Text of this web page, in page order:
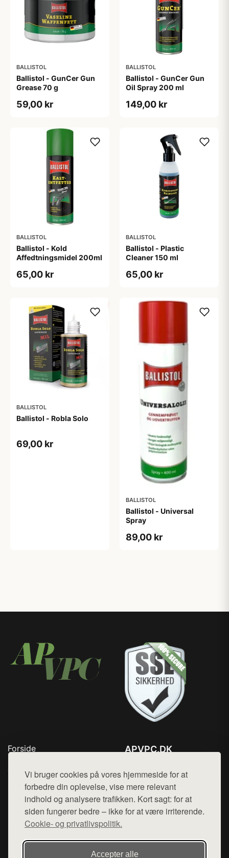
Vi bruger cookies på vores hjemmeside for at
forbedre din oplevelse, vise mere relevant
indhold og analysere trafikken. Kort sagt: for at
siden fungerer bedre – ikke for at være irriterende.
Cookie- og privatlivspolitik.
Accepter alle
BALLISTOL
Ballistol - GunCer Gun
Grease 70 g
59,00 kr
BALLISTOL
Ballistol - GunCer Gun
Oil Spray 200 ml
149,00 kr
BALLISTOL
Ballistol - Kold
Affedtningsmidel 200ml
65,00 kr
BALLISTOL
Ballistol - Plastic
Cleaner 150 ml
65,00 kr
BALLISTOL
Ballistol - Robla Solo
69,00 kr
BALLISTOL
Ballistol - Universal
Spray
89,00 kr
Forside
Top Rabatter
Blog
Kontakt
APVPC.DK
Mail: hej@want.dk
Cookie- og privatlivspolitik
Denne side er en del af want.dk, der udgiver en række